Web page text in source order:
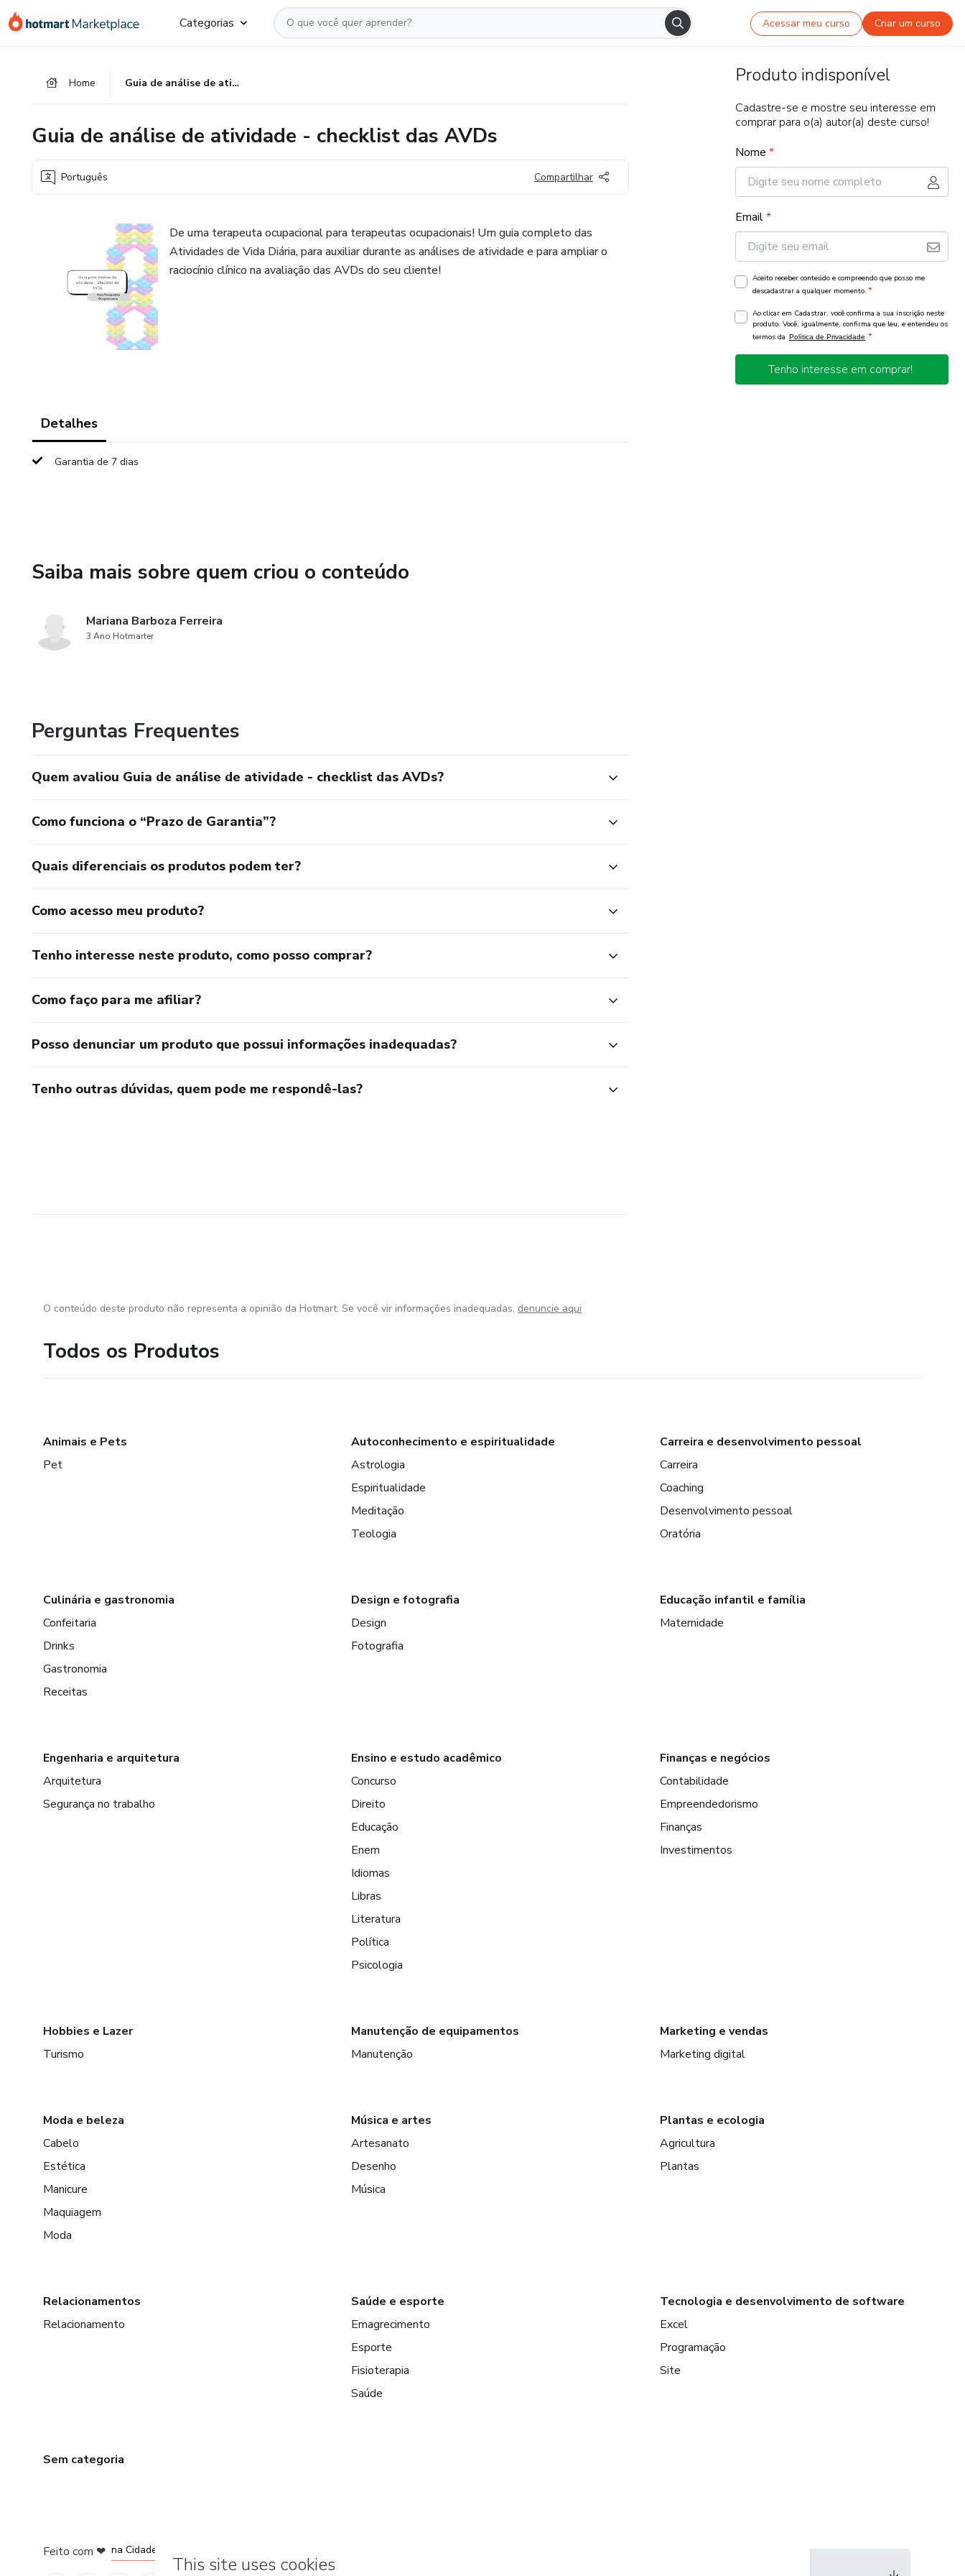
para
para
para
Categorias Acessar meu curso Criar um curso
Home Guia de análise de atividade - checklist das AVDs
Guia de análise de atividade - checklist das AVDs
Português Compartilhar
De uma terapeuta ocupacional para terapeutas ocupacionais! Um guia completo das
Atividades de Vida Diária, para auxiliar durante as análises de atividade e para ampliar o
raciocínio clínico na avaliação das AVDs do seu cliente!
Detalhes
Garantia de 7 dias
Saiba mais sobre quem criou o conteúdo
Mariana Barboza Ferreira
3 Ano Hotmarter
Perguntas Frequentes
Quem avaliou Guia de análise de atividade - checklist das AVDs?
Como funciona o “Prazo de Garantia”?
Quais diferenciais os produtos podem ter?
Como acesso meu produto?
Tenho interesse neste produto, como posso comprar?
Como faço para me afiliar?
Posso denunciar um produto que possui informações inadequadas?
Tenho outras dúvidas, quem pode me respondê-las?
Produto indisponível
Cadastre-se e mostre seu interesse em
comprar para o(a) autor(a) deste curso!
Nome *
Email*
Aceito receber conteúdo e compreendo que posso me
descadastrar a qualquer momento. *
Ao clicar em Cadastrar, você confirma a sua inscrição neste
produto. Você, igualmente, confirma que leu, e entendeu os
termos da Política de Privacidade *
Tenho interesse em comprar!
O conteúdo deste produto não representa a opinião da Hotmart. Se você vir informações inadequadas, denuncie aqui
Todos os Produtos
Animais e Pets
Pet
Autoconhecimento e espiritualidade
Astrologia
Espiritualidade
Meditação
Teologia
Carreira e desenvolvimento pessoal
Carreira
Coaching
Desenvolvimento pessoal
Oratória
Culinária e gastronomia
Confeitaria
Drinks
Gastronomia
Receitas
Design e fotografia
Design
Fotografia
Educação infantil e família
Maternidade
Engenharia e arquitetura
Arquitetura
Segurança no trabalho
Ensino e estudo acadêmico
Concurso
Direito
Educação
Enem
Idiomas
Libras
Literatura
Política
Psicologia
Finanças e negócios
Contabilidade
Empreendedorismo
Finanças
Investimentos
Hobbies e Lazer
Turismo
Manutenção de equipamentos
Manutenção
Marketing e vendas
Marketing digital
Moda e beleza
Cabelo
Estética
Manicure
Maquiagem
Moda
Música e artes
Artesanato
Desenho
Música
Plantas e ecologia
Agricultura
Plantas
Relacionamentos
Relacionamento
Saúde e esporte
Emagrecimento
Esporte
Fisioterapia
Saúde
Tecnologia e desenvolvimento de software
Excel
Programação
Site
Sem categoria
Feito com ❤
em Belo Horizonte
na Cidade do México